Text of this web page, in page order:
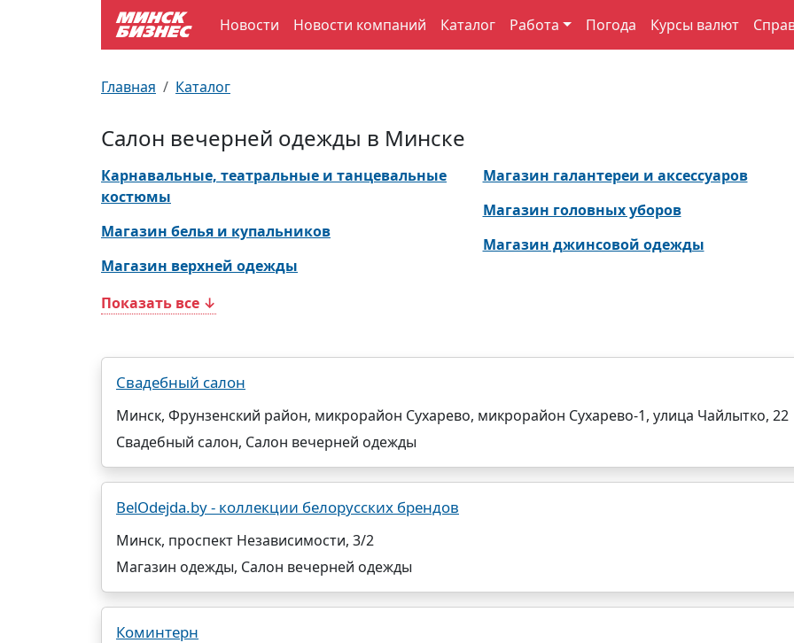
Новости Новости компаний Каталог Работа Погода Курсы валют
Главная Каталог
Салон вечерней одежды в Минске
Карнавальные, театральные и танцевальные
костюмы
Магазин белья и купальников
Магазин верхней одежды
Магазин галантереи и аксессуаров
Магазин головных уборов
Магазин джинсовой одежды
Показать все ↓
Свадебный салон
Минск, Фрунзенский район, микрорайон Сухарево, микрорайон Сухарево-1, улица Чайлытко, 22
Свадебный салон, Салон вечерней одежды
BelOdejda.by - коллекции белорусских брендов
Минск, проспект Независимости, 3/2
Магазин одежды, Салон вечерней одежды
Коминтерн
Улицы Минска
Документы для ЗАГСа
Пробки на дорогах